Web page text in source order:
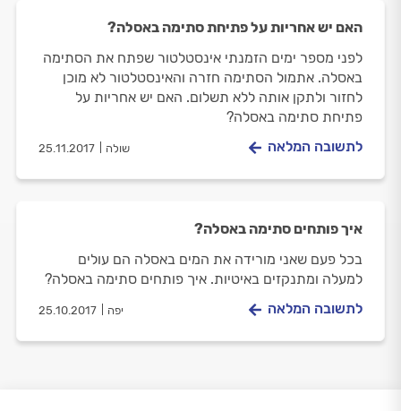
האם יש אחריות על פתיחת סתימה באסלה?
לפני מספר ימים הזמנתי אינסטלטור שפתח את הסתימה
באסלה. אתמול הסתימה חזרה והאינסטלטור לא מוכן
לחזור ולתקן אותה ללא תשלום. האם יש אחריות על
פתיחת סתימה באסלה?
שולה 25.11.2017 לתשובה המלאה
איך פותחים סתימה באסלה?
בכל פעם שאני מורידה את המים באסלה הם עולים
למעלה ומתנקזים באיטיות. איך פותחים סתימה באסלה?
יפה 25.10.2017 לתשובה המלאה